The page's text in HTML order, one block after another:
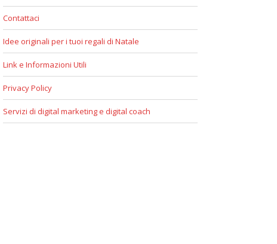
Contattaci
Idee originali per i tuoi regali di Natale
Link e Informazioni Utili
Privacy Policy
Servizi di digital marketing e digital coach